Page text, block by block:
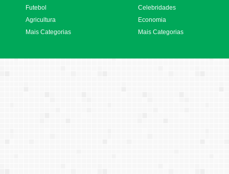
Futebol
Agricultura
Mais Categorias
Celebridades
Economia
Mais Categorias